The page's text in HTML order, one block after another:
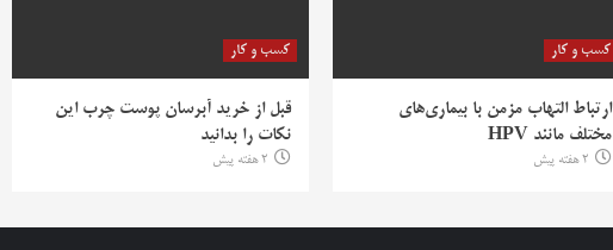
کسب و کار
ارتباط التهاب مزمن با بیماری‌های
مختلف مانند HPV
2 هفته پیش
کسب و کار
قبل از خرید آبرسان پوست چرب این
نکات را بدانید
2 هفته پیش